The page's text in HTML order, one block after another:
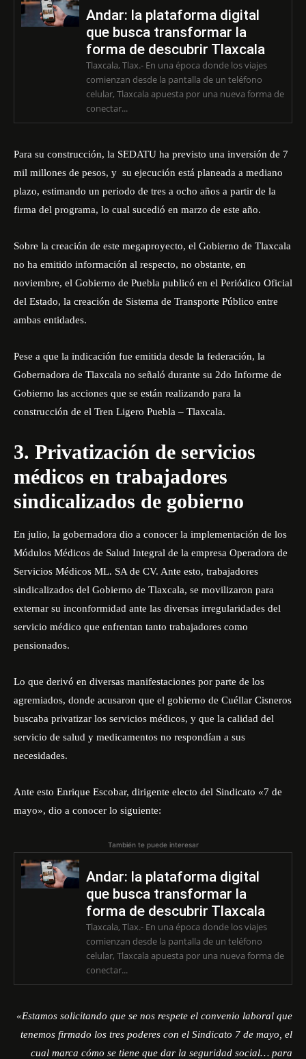
Andar: la plataforma digital
que busca transformar la
forma de descubrir Tlaxcala
Tlaxcala, Tlax.- En una época donde los viajes
comienzan desde la pantalla de un teléfono
celular, Tlaxcala apuesta por una nueva forma de
conectar...
Para su construcción, la SEDATU ha previsto una inversión de 7
mil millones de pesos, y su ejecución está planeada a mediano
plazo, estimando un periodo de tres a ocho años a partir de la
firma del programa, lo cual sucedió en marzo de este año.
Sobre la creación de este megaproyecto, el Gobierno de Tlaxcala
no ha emitido información al respecto, no obstante, en
noviembre, el Gobierno de Puebla publicó en el Periódico Oficial
del Estado, la creación de Sistema de Transporte Público entre
ambas entidades.
Pese a que la indicación fue emitida desde la federación, la
Gobernadora de Tlaxcala no señaló durante su 2do Informe de
Gobierno las acciones que se están realizando para la
construcción de el Tren Ligero Puebla – Tlaxcala.
3. Privatización de servicios
médicos en trabajadores
sindicalizados de gobierno
En julio, la gobernadora dio a conocer la implementación de los
Módulos Médicos de Salud Integral de la empresa Operadora de
Servicios Médicos ML. SA de CV. Ante esto, trabajadores
sindicalizados del Gobierno de Tlaxcala, se movilizaron para
externar su inconformidad ante las diversas irregularidades del
servicio médico que enfrentan tanto trabajadores como
pensionados.
Lo que derivó en diversas manifestaciones por parte de los
agremiados, donde acusaron que el gobierno de Cuéllar Cisneros
buscaba privatizar los servicios médicos, y que la calidad del
servicio de salud y medicamentos no respondían a sus
necesidades.
Ante esto Enrique Escobar, dirigente electo del Sindicato «7 de
mayo», dio a conocer lo siguiente:
También te puede interesar
Andar: la plataforma digital
que busca transformar la
forma de descubrir Tlaxcala
Tlaxcala, Tlax.- En una época donde los viajes
comienzan desde la pantalla de un teléfono
celular, Tlaxcala apuesta por una nueva forma de
conectar...
«Estamos solicitando que se nos respete el convenio laboral que
tenemos firmado los tres poderes con el Sindicato 7 de mayo, el
cual marca cómo se tiene que dar la seguridad social… para